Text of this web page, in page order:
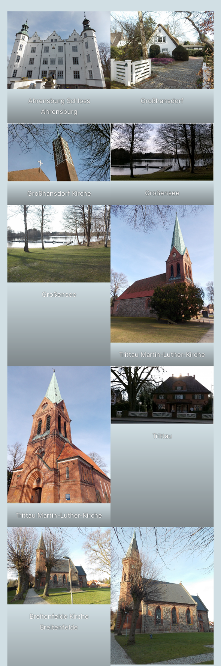
Ahrensburg Schloss
Ahrensburg
Großhansdorf
Großhansdorf Kirche Großensee
Großensee
Trittau Martin-Luther-Kirche
Trittau Martin-Luther-Kirche
Trittau
Breitenfelde Kirche
Breitenfelde